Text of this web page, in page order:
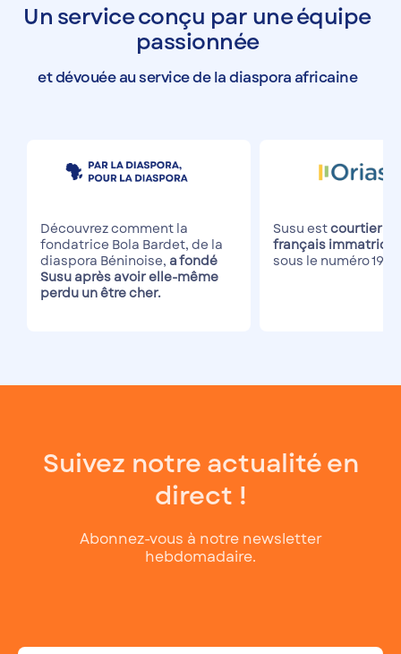
Un service conçu par une équipe
passionnée
et dévouée au service de la diaspora africaine
Découvrez comment la
fondatrice Bola Bardet, de la
diaspora Béninoise, a fondé
Susu après avoir elle-même
perdu un être cher.
Susu estcourtier
français
sous le numéro
Suivez notre actualité en
direct !
Abonnez-vous à notre newsletter
hebdomadaire.